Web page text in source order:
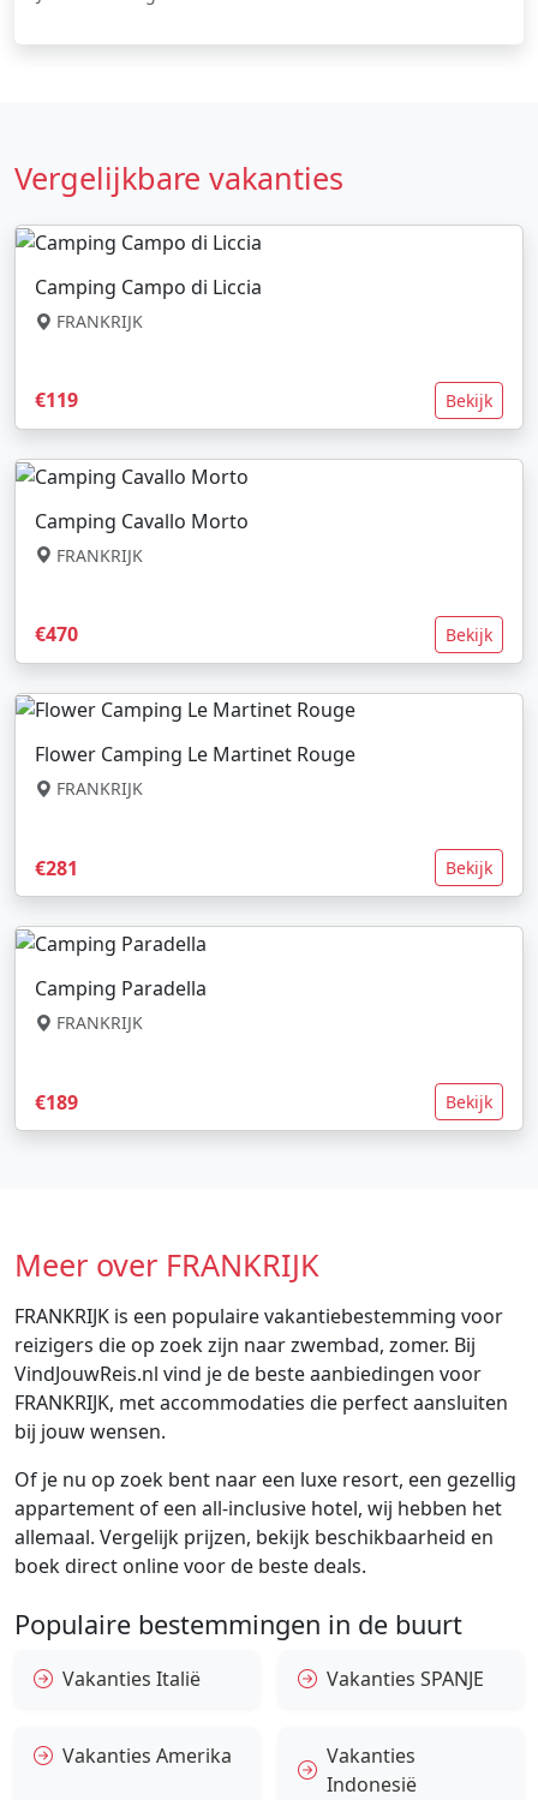
Vergelijkbare vakanties
Camping Campo di Liccia
FRANKRIJK
€119 Bekijk
Camping Cavallo Morto
FRANKRIJK
€470 Bekijk
Flower Camping Le Martinet Rouge
FRANKRIJK
€281 Bekijk
Camping Paradella
FRANKRIJK
€189 Bekijk
Meer over FRANKRIJK
FRANKRIJK is een populaire vakantiebestemming voor
reizigers die op zoek zijn naar zwembad, zomer. Bij
VindJouwReis.nl vind je de beste aanbiedingen voor
FRANKRIJK, met accommodaties die perfect aansluiten
bij jouw wensen.
Of je nu op zoek bent naar een luxe resort, een gezellig
appartement of een all-inclusive hotel, wij hebben het
allemaal. Vergelijk prijzen, bekijk beschikbaarheid en
boek direct online voor de beste deals.
Populaire bestemmingen in de buurt
Vakanties Italië Vakanties SPANJE
Vakanties Amerika
Vakanties
Indonesië